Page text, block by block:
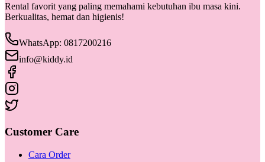
Rental favorit yang paling memahami kebutuhan ibu masa kini.
Berkualitas, hemat dan higienis!
WhatsApp: 0817200216
info@kiddy.id
Customer Care
Cara Order